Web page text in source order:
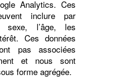
Analytics. Ces
inclure par
sexe, l’âge, les
Ces données
pas associées
et nous sont
forme agrégée.